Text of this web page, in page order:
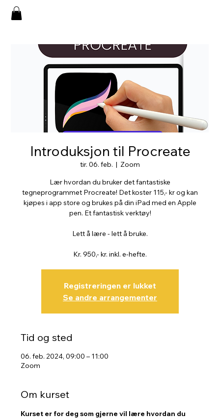
Introduksjon til Procreate
tir. 06. feb.
  |
Zoom
Lær hvordan du bruker det fantastiske
tegneprogrammet Procreate! Det koster 115,- kr og kan
kjøpes i app store og brukes på din iPad med en Apple
pen. Et fantastisk verktøy!
Lett å lære - lett å bruke.
Kr. 950,- kr. inkl. e-hefte.
Registreringen er lukket
Se andre arrangementer
Tid og sted
06. feb. 2024, 09:00 – 11:00
Zoom
Om kurset
Kurset er for deg som gjerne vil lære hvordan du